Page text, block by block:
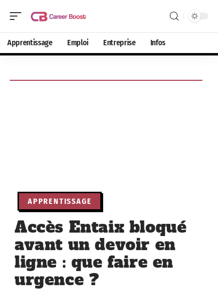
Apprentissage Emploi Entreprise Infos
APPRENTISSAGE
Accès Entaix bloqué
avant un devoir en
ligne : que faire en
urgence ?